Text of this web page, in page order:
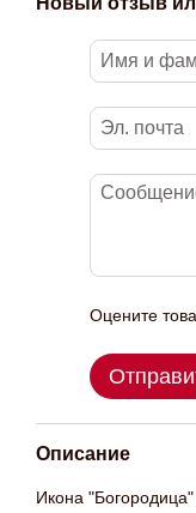
Оцените
Описание
Икона